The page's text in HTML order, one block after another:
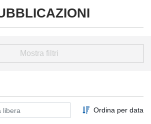
Mostra filtri
Ordina per data